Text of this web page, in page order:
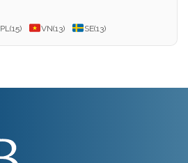
PL(15) VN(13) SE(13)